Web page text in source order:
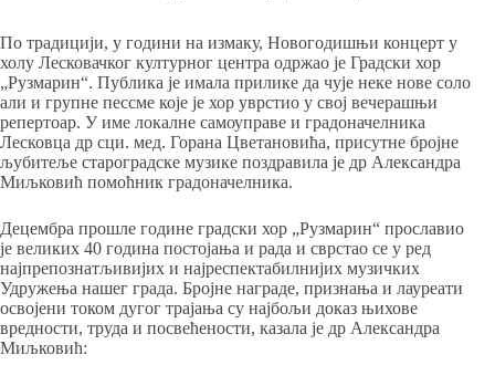
По традицији, у години на измаку, Новогодишњи концерт у
холу Лесковачког културног центра одржао је Градски хор
„Рузмарин“. Публика је имала прилике да чује неке нове соло
али и групне пессме које је хор уврстио у свој вечерашњи
репертоар. У име локалне самоуправе и градоначелника
Лесковца др сци. мед. Горана Цветановића, присутне бројне
љубитеље староградске музике поздравила је др Александра
Миљковић помоћник градоначелника.
Децембра прошле године градски хор „Рузмарин“ прославио
је великих 40 година постојања и рада и сврстао се у ред
најпрепознатљивијих и најреспектабилнијих музичких
Удружења нашег града. Бројне награде, признања и лауреати
освојени током дугог трајања су најбољи доказ њихове
вредности, труда и посвећености, казала је др Александра
Миљковић: